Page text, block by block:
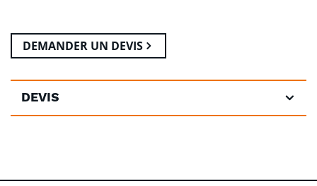
DEMANDER UN DEVIS
DEVIS